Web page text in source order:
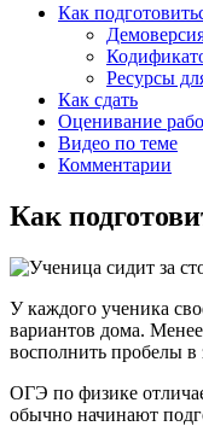
Как
Ресурсы
Как сдать
Оценивание
Видео по теме
Комментарии
Как
У каждого ученика
вариантов дома.
восполнить пробелы в
ОГЭ по физике
обычно начинают